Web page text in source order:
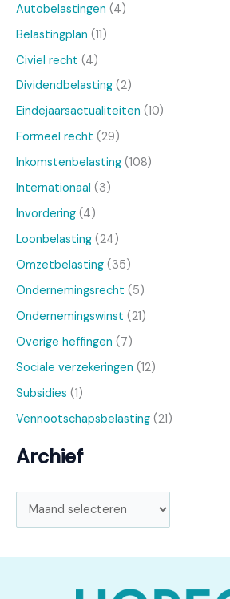
Autobelastingen (4)
Belastingplan (11)
Civiel recht (4)
Dividendbelasting (2)
Eindejaarsactualiteiten (10)
Formeel recht (29)
Inkomstenbelasting (108)
Internationaal (3)
Invordering (4)
Loonbelasting (24)
Omzetbelasting (35)
Ondernemingsrecht (5)
Ondernemingswinst (21)
Overige heffingen (7)
Sociale verzekeringen (12)
Subsidies (1)
Vennootschapsbelasting (21)
Archief